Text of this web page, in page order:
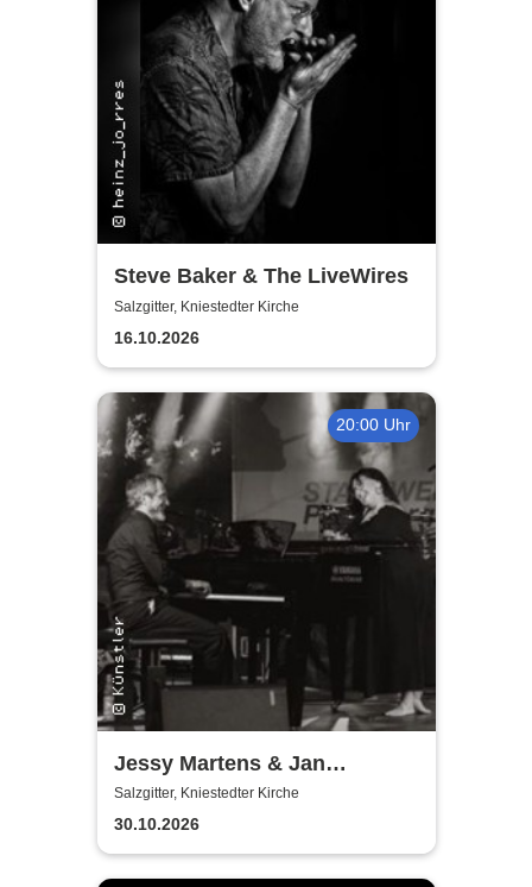
Steve Baker & The LiveWires
Salzgitter, Kniestedter Kirche
16.10.2026
20:00 Uhr
Jessy Martens & Jan
Fischer's Blues Support
Salzgitter, Kniestedter Kirche
30.10.2026